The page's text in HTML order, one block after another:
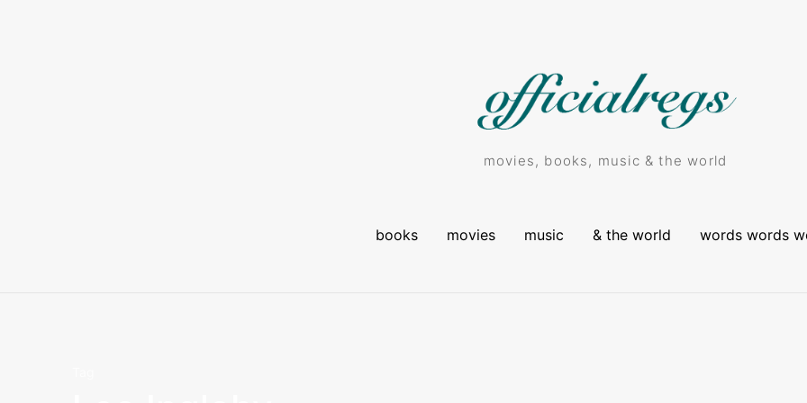
movies, books, music & the world
books movies music & the world words words